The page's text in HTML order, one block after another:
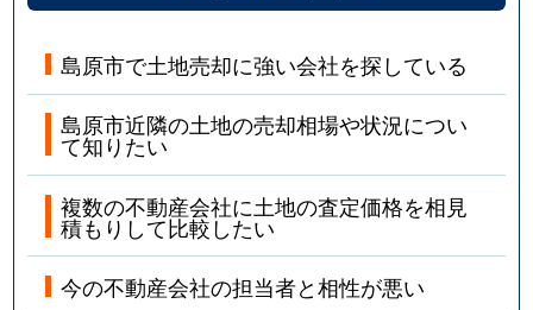
島原市で土地売却に強い会社を探している
島原市近隣の土地の売却相場や状況につい
て知りたい
複数の不動産会社に土地の査定価格を相見
積もりして比較したい
今の不動産会社の担当者と相性が悪い